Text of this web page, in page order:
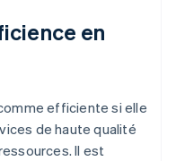
en
efficiente si elle
de haute qualité
Il est